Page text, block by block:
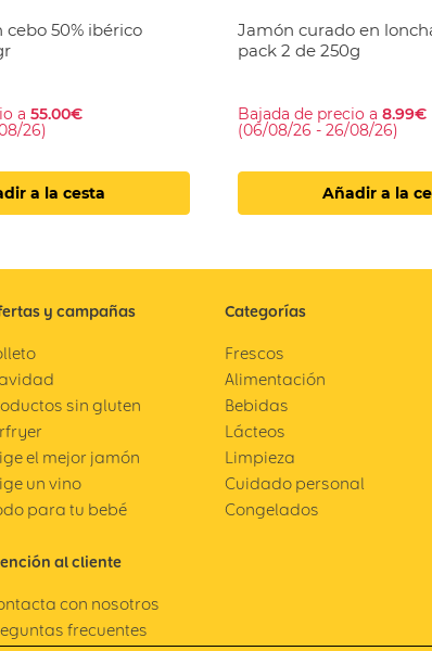
50% ibérico
a55.00€
26)
a la cesta
Jamón curado en
pack 2 de 250g
Bajada de precio a 8.99€
(06/08/26 - 26/08/26)
Añadir a la
y campañas
sin gluten
el mejor jamón
un vino
para tu bebé
al cliente
con nosotros
frecuentes
Categorías
Frescos
Alimentación
Bebidas
Lácteos
Limpieza
Cuidado personal
Congelados